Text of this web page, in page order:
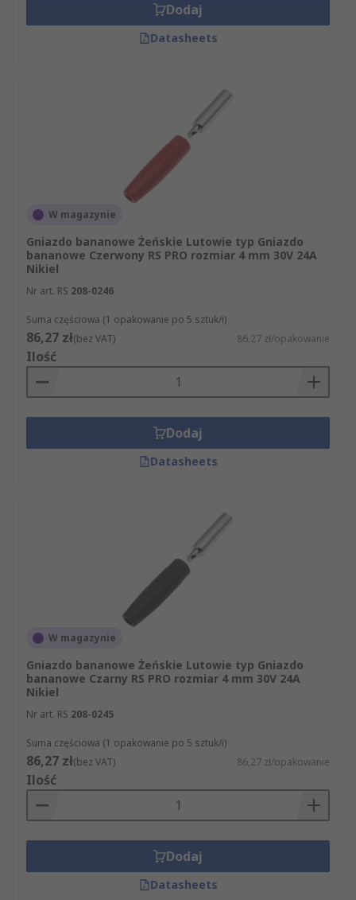
Dodaj
Datasheets
W magazynie
Gniazdo bananowe Żeńskie Lutowie typ Gniazdo
bananowe Czerwony RS PRO rozmiar 4 mm 30V 24A
Nikiel
Nr art. RS 208-0246
Suma częściowa (1 opakowanie po 5 sztuk/i)
86,27 zł(bez VAT) 86,27 zł/opakowanie
Ilość
Dodaj
Datasheets
W magazynie
Gniazdo bananowe Żeńskie Lutowie typ Gniazdo
bananowe Czarny RS PRO rozmiar 4 mm 30V 24A
Nikiel
Nr art. RS 208-0245
Suma częściowa (1 opakowanie po 5 sztuk/i)
86,27 zł(bez VAT) 86,27 zł/opakowanie
Ilość
Dodaj
Datasheets